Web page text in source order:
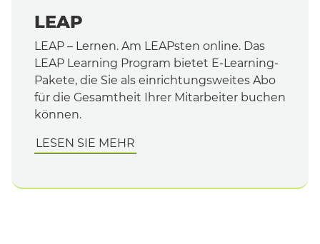
LEAP
LEAP – Lernen. Am LEAPsten online. Das
LEAP Learning Program bietet E-Learning-
Pakete, die Sie als einrichtungsweites Abo
für die Gesamtheit Ihrer Mitarbeiter buchen
können.
LESEN SIE MEHR